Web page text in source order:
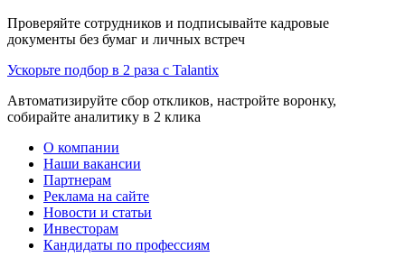
Проверяйте сотрудников и подписывайте кадровые
документы без бумаг и личных встреч
Ускорьте подбор в 2 раза с Talantix
Автоматизируйте сбор откликов, настройте воронку,
собирайте аналитику в 2 клика
О компании
Наши вакансии
Партнерам
Реклама на сайте
Новости и статьи
Инвесторам
Кандидаты по профессиям